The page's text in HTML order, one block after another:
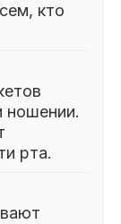
кто
ношении.
рта.